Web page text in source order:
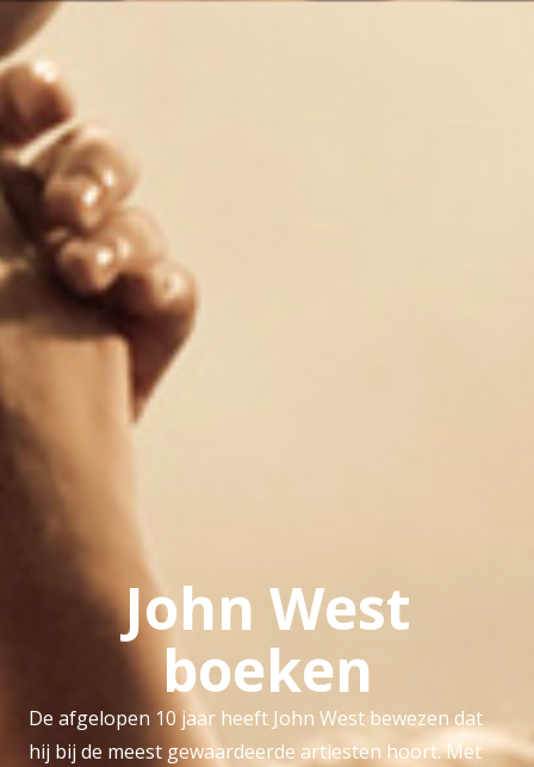
John West
boeken
De afgelopen 10 jaar heeft John West bewezen dat
hij bij de meest gewaardeerde artiesten hoort. Met